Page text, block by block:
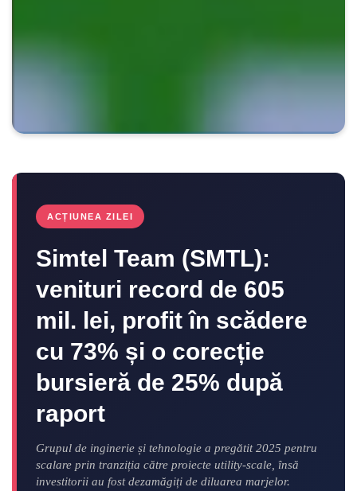
ACȚIUNEA ZILEI
Simtel Team (SMTL):
venituri record de 605
mil. lei, profit în scădere
cu 73% și o corecție
bursieră de 25% după
raport
Grupul de inginerie și tehnologie a pregătit 2025 pentru
scalare prin tranziția către proiecte utility-scale, însă
investitorii au fost dezamăgiți de diluarea marjelor.